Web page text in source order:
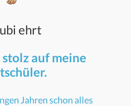
ehrt
stolz auf meine
Jahren schon alles